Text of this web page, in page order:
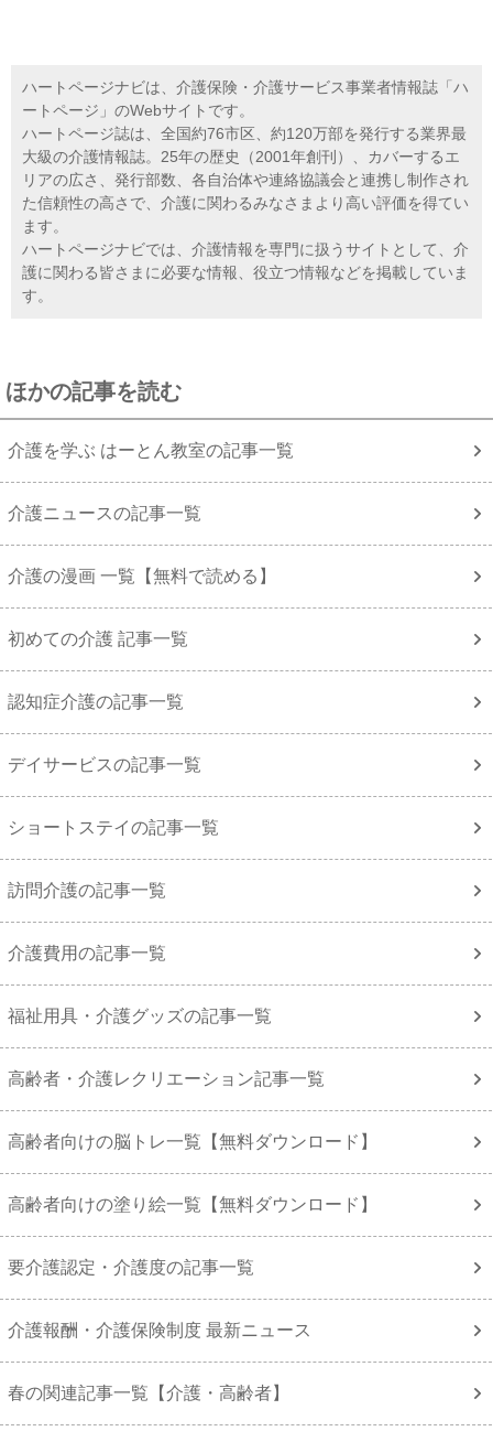
ハートページナビは、介護保険・介護サービス事業者情報誌「ハ
ートページ」のWebサイトです。
ハートページ誌は、全国約76市区、約120万部を発行する業界最
大級の介護情報誌。25年の歴史（2001年創刊）、カバーするエ
リアの広さ、発行部数、各自治体や連絡協議会と連携し制作され
た信頼性の高さで、介護に関わるみなさまより高い評価を得てい
ます。
ハートページナビでは、介護情報を専門に扱うサイトとして、介
護に関わる皆さまに必要な情報、役立つ情報などを掲載していま
す。
ほかの記事を読む
介護を学ぶ はーとん教室の記事一覧
介護ニュースの記事一覧
介護の漫画 一覧【無料で読める】
初めての介護 記事一覧
認知症介護の記事一覧
デイサービスの記事一覧
ショートステイの記事一覧
訪問介護の記事一覧
介護費用の記事一覧
福祉用具・介護グッズの記事一覧
高齢者・介護レクリエーション記事一覧
高齢者向けの脳トレ一覧【無料ダウンロード】
高齢者向けの塗り絵一覧【無料ダウンロード】
要介護認定・介護度の記事一覧
介護報酬・介護保険制度 最新ニュース
春の関連記事一覧【介護・高齢者】